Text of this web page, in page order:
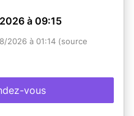
à 09:15
2026 à 01:14 (source
vous